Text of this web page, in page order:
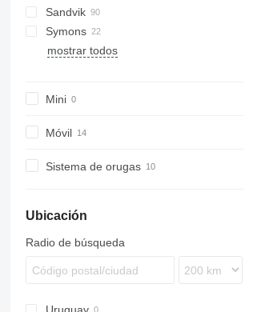
MCK-115
CSB-Series
HPT-Series
HST-Series
Lokotrack
Nordberg
C-series
Maxtrak
Remax
Sandvik
CH
QH
Symons
C1545
mostrar todos
Mini
Móvil
Sistema de orugas
Ubicación
Radio de búsqueda